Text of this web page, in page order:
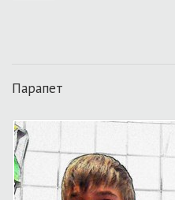
Парапет